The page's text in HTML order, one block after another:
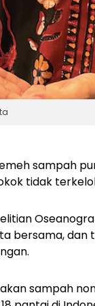
sampah
tidak
bersama,
sampah